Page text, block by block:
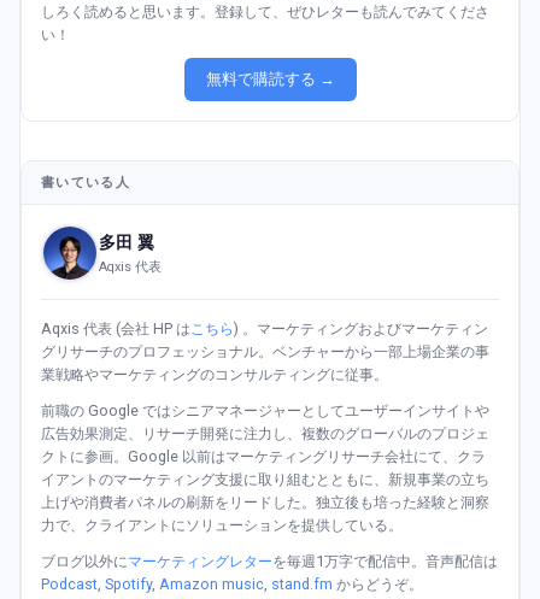
しろく読めると思います。登録して、ぜひレターも読んでみてくださ
い！
無料で購読する →
書いている人
多田 翼
Aqxis 代表
Aqxis 代表 (会社 HP はこちら) 。マーケティングおよびマーケティン
グリサーチのプロフェッショナル。ベンチャーから一部上場企業の事
業戦略やマーケティングのコンサルティングに従事。
前職の Google ではシニアマネージャーとしてユーザーインサイトや
広告効果測定、リサーチ開発に注力し、複数のグローバルのプロジェ
クトに参画。Google 以前はマーケティングリサーチ会社にて、クラ
イアントのマーケティング支援に取り組むとともに、新規事業の立ち
上げや消費者パネルの刷新をリードした。独立後も培った経験と洞察
力で、クライアントにソリューションを提供している。
ブログ以外にマーケティングレターを毎週1万字で配信中。音声配信は
Podcast Spotify, Amazon music stand.fm からどうぞ。